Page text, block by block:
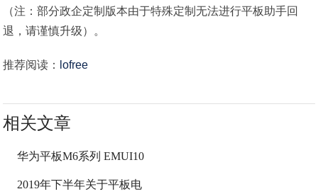
（注：部分政企定制版本由于特殊定制无法进行平板助手回
退，请谨慎升级）。
推荐阅读： lofree
相关文章
华为平板M6系列 EMUI10
2019年下半年关于平板电